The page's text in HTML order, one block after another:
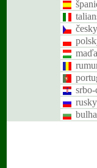
česky
rusky